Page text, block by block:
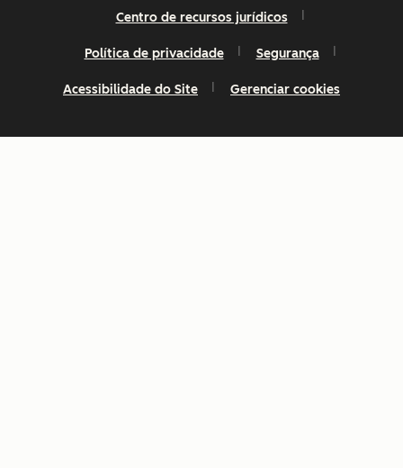
Centro de recursos jurídicos
Política de privacidade Segurança
Acessibilidade do Site Gerenciar cookies